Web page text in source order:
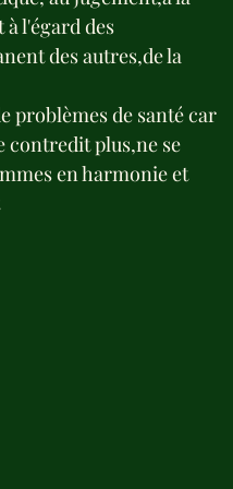
l'égard des
des autres,de la
problèmes de santé car
contredit plus,ne se
en harmonie et